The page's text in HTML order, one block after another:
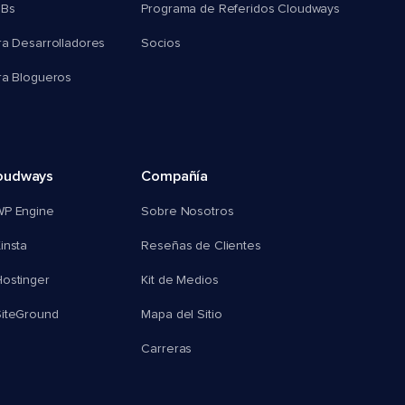
Desarrolladores
Blogueros
Programa de Referidos Cloudways
Socios
Engine
Compañía
Sobre Nosotros
Reseñas de Clientes
Kit de Medios
Mapa del Sitio
Carreras